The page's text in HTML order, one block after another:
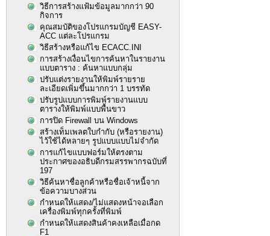
วิธีการสร้างแฟ้มข้อมูลมากกว่า 90
กิจการ
คุณสมบัติของโปรแกรมบัญชี EASY-
ACC แต่ละโปรแกรม
วิธีสร้างหรือแก้ไข ECACC.INI
การสร้างเงื่อนไขการค้นหาในรายงาน
แบบตาราง : ค้นหาแบบกลุ่ม
ปรับแต่งรายงานให้พิมพ์รายราย
ละเอียดเพิ่มขึ้นมากกว่า 1 บรรทัด
ปรับรูปแบบการพิมพ์รายงานแบบ
ตารางให้พิมพ์แบบพื้นขาว
การปิด Firewall บน Windows
สร้างเท็มเพลตใบกำกับ (หรือรายงาน)
ไว้ใช้ได้หลายๆ รูปแบบแบบไม่จำกัด
การแก้ไขแบบฟอร์มให้ตรงตาม
ประกาศของอธิบดีกรมสรรพากรฉบับที่
197
วิธีค้นหาชื่อลูกค้าหรือชื่อเจ้าหนี้จาก
ข้อความบางส่วน
กำหนดให้แสดง/ไม่แสดงหน้าจอเลือก
เครื่องพิมพ์ทุกครั้งที่พิมพ์
กำหนดให้แสดงสินค้าคงเหลือเมื่อกด
F1